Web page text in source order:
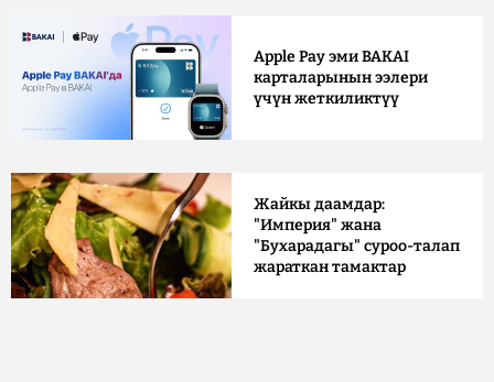
Apple Pay эми BAKAI
карталарынын ээлери
үчүн жеткиликтүү
Жайкы даамдар:
"Империя" жана
"Бухарадагы" суроо-талап
жараткан тамактар